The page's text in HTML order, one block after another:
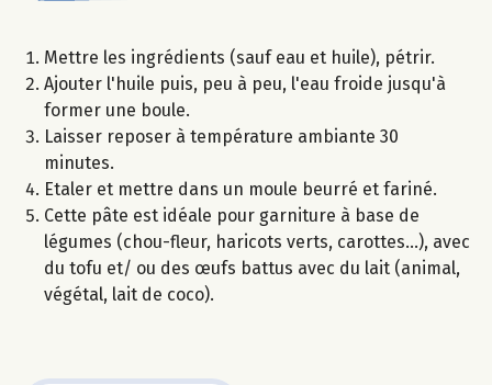
Mettre les ingrédients (sauf eau et huile), pétrir.
Ajouter l'huile puis, peu à peu, l'eau froide jusqu'à
former une boule.
Laisser reposer à température ambiante 30
minutes.
Etaler et mettre dans un moule beurré et fariné.
Cette pâte est idéale pour garniture à base de
légumes (chou-fleur, haricots verts, carottes...), avec
du tofu et/ ou des œufs battus avec du lait (animal,
végétal, lait de coco).